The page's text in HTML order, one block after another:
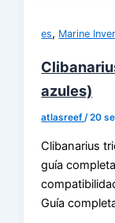
es, Marine
azules)
atlasreef/20
Clibanarius
guía
Guía